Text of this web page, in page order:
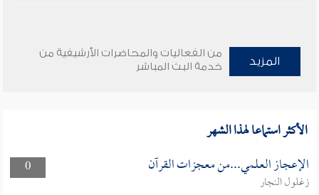
المزيد
من الفعاليات والمحاضرات الأرشيفية من
خدمة البث المباشر
الأكثر استماعا لهذا الشهر
0 الإعجاز العلمي...من معجزات القرآن
زغلول النجار